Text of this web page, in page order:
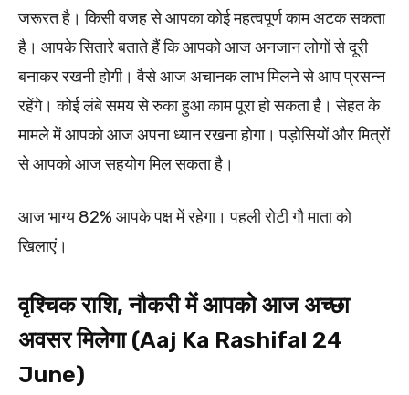
जरूरत है। किसी वजह से आपका कोई महत्वपूर्ण काम अटक सकता
है। आपके सितारे बताते हैं कि आपको आज अनजान लोगों से दूरी
बनाकर रखनी होगी। वैसे आज अचानक लाभ मिलने से आप प्रसन्न
रहेंगे। कोई लंबे समय से रुका हुआ काम पूरा हो सकता है। सेहत के
मामले में आपको आज अपना ध्यान रखना होगा। पड़ोसियों और मित्रों
से आपको आज सहयोग मिल सकता है।
आज भाग्य 82% आपके पक्ष में रहेगा। पहली रोटी गौ माता को
खिलाएं।
वृश्चिक राशि, नौकरी में आपको आज अच्छा
अवसर मिलेगा (Aaj Ka Rashifal 24
June)